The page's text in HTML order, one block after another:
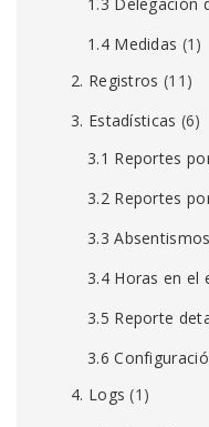
1.4 Medidas (1)
2. Registros (11)
3. Estadísticas (6)
3.1 Reportes
3.2 Reportes
3.3 Absentismos
3.4 Horas en el
3.5 Reporte
3.6
4. Logs (1)